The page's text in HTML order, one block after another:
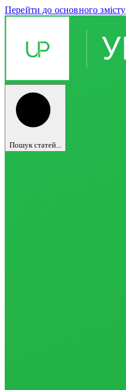
Перейти до основного змісту
Пошук статей...